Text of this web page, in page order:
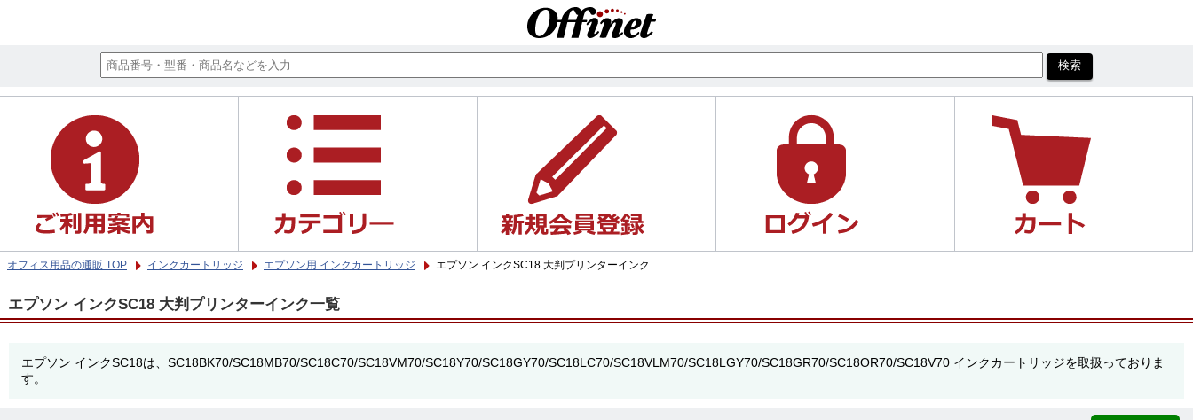
オフィス用品の通販 TOP インクカートリッジ エプソン用 インクカートリッジ エプソン インクSC18 大判プリンターインク
エプソン インクSC18 大判プリンターインク一覧
エプソン インクSC18は、SC18BK70/SC18MB70/SC18C70/SC18VM70/SC18Y70/SC18GY70/SC18LC70/SC18VLM70/SC18LGY70/SC18GR70/SC18OR70/SC18V70 インクカートリッジを取扱っておりま
す。